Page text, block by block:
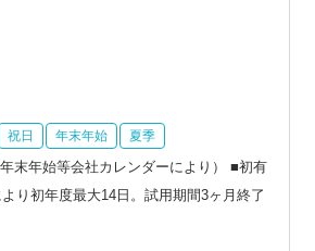
祝日 年末年始 夏季
末年始等会社カレンダーにより） ■初有
り初年度最大14日。試用期間3ヶ月終了